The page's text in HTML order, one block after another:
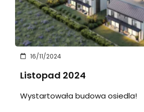
16/11/2024
Listopad 2024
Wystartowała budowa osiedla!